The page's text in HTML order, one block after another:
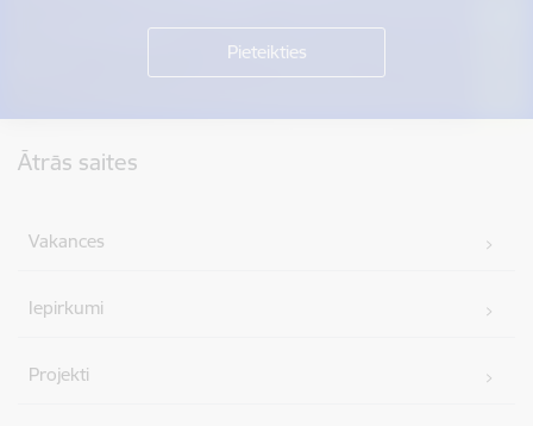
Ātrās saites
Vakances
Iepirkumi
Projekti